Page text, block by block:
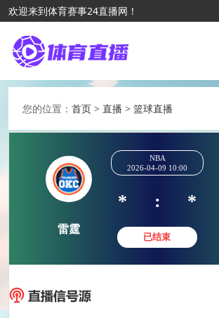
欢迎来到体育赛事24直播网！
您的位置： 首页 > 直播 > 篮球直播
2026-04-09
* :